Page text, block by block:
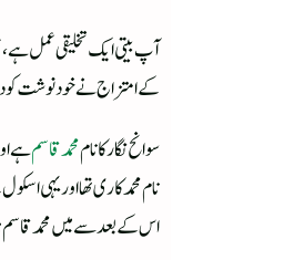
آپ بیتی ایک تخلیقی عمل
کے امتزاج نے خود نوشت کو
سوانح نگار کا ناممحمد قاسمہے
نام محمد کاری تھا اور یہی
اس کے بعد سے میں محمد قاسم